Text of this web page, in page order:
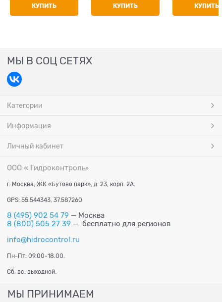
КУПИТЬ КУПИТЬ КУПИТЬ
МЫ В СОЦ СЕТЯХ
Категории
Информация
Личный кабинет
ООО « Гидроконтроль»
г. Москва, ЖК «Бутово парк», д. 23, корп. 2А.
GPS: 55.544343, 37.587260
8 (495) 902 54 79 — Москва
8 (800) 505 27 39 — бесплатно для регионов
info@hidrocontrol.ru
Пн-Пт: 09.00-18.00.
Сб, вс: выходной.
МЫ ПРИНИМАЕМ